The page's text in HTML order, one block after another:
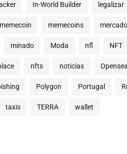
In-World Builder legalizar
memecoin memecoins mercado
minado Moda nfl NFT
nfts noticias Opensea
Polygon Portugal
taxis TERRA wallet